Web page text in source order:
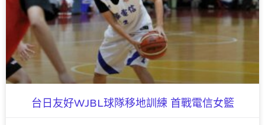
台日友好WJBL球隊移地訓練 首戰電信女籃